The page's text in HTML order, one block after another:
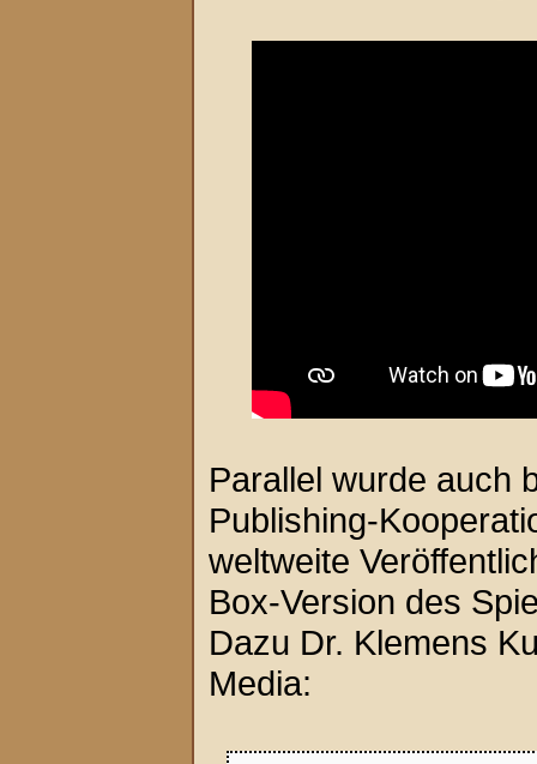
Parallel wurde auch
Publishing-
weltweite
Box-Version des
Dazu Dr. Klemens
Media: